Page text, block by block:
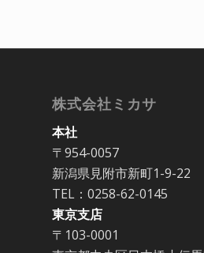
株式会社ミカサ
本社
〒954-0057
新潟県見附市新町1-9-22
TEL：0258-62-0145
東京支店
〒103-0001